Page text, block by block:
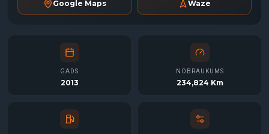
Google Maps Waze
GADS
2013
NOBRAUKUMS
234,824 Km